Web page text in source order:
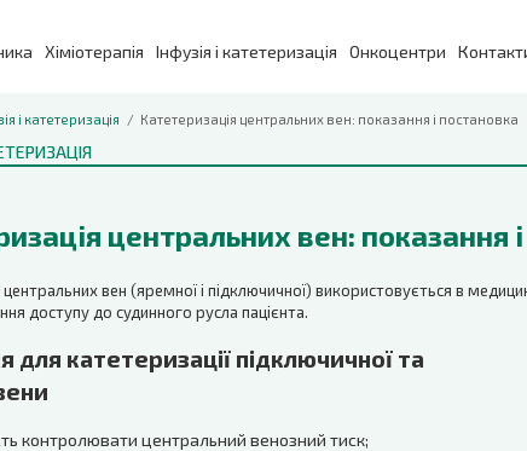
Хіміотерапія Інфузія і катетеризація Онкоцентри
і катетеризація Катетеризація центральних вен: показання і постановка
центральних вен: показання
вен (яремної і підключичної) використовується в
доступу до судинного русла пацієнта.
для катетеризації підключичної та
контролювати центральний венозний тиск;